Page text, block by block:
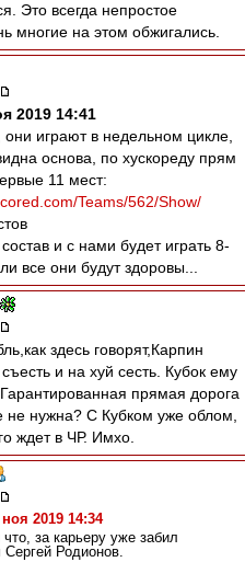
Это всегда непростое
многие на этом обжигались.
2019 14:41
играют в недельном цикле,
основа, по хускореду прям
11 мест:
Teams/562/Show/
и с нами будет играть 8-
все они будут здоровы...
здесь говорят,Карпин
и на хуй сесть. Кубок ему
прямая дорога
не нужна? С Кубком уже облом,
ждет в ЧР. Имхо.
2019 14:34
за карьеру уже забил
Родионов.